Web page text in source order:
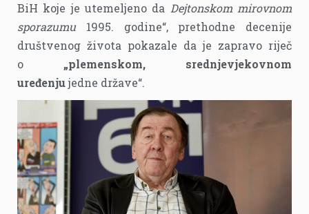
BiH koje je utemeljeno da Dejtonskom mirovnom
sporazumu1995. godine“, prethodne decenije
društvenog života pokazale da je zapravo riječ
o „plemenskom, srednjevjekovnom
uređenjujedne države“.